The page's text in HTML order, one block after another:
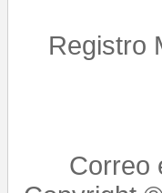
Registro
Correo